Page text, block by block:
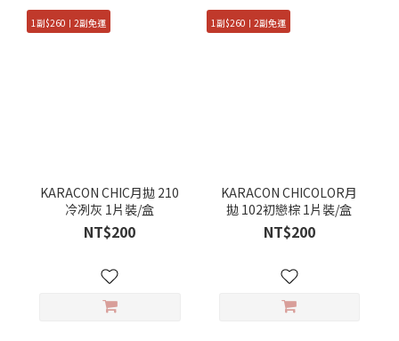
1副$260ㅣ2副免運
KARACON CHIC月拋 210
冷冽灰 1片裝/盒
NT$200
1副$260ㅣ2副免運
KARACON CHICOLOR月
拋 102初戀棕 1片裝/盒
NT$200